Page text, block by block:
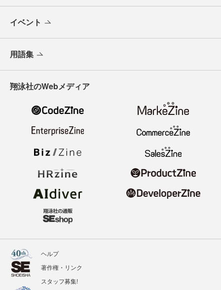
イベント
用語集
翔泳社のWebメディア
ヘルプ
著作権・リンク
スタッフ募集!